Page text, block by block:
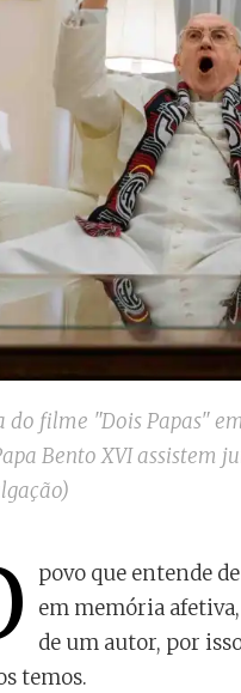
do filme "Dois Papas"
Bento XVI assistem
povo que entende
em memória
de um autor, por
temos.